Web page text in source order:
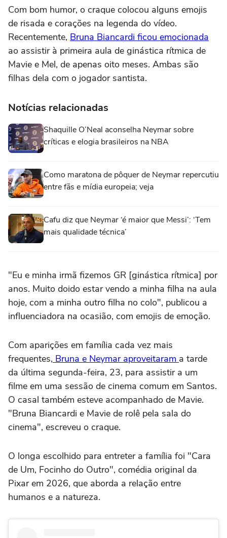
Com bom humor, o craque colocou alguns emojis
de risada e corações na legenda do vídeo.
Recentemente, Bruna Biancardi ficou emocionada
ao assistir à primeira aula de ginástica rítmica de
Mavie e Mel, de apenas oito meses. Ambas são
filhas dela com o jogador santista.
Notícias relacionadas
Shaquille O’Neal aconselha Neymar sobre
críticas e elogia brasileiros na NBA
Como maratona de pôquer de Neymar repercutiu
entre fãs e mídia europeia; veja
Cafu diz que Neymar ‘é maior que Messi’: ‘Tem
mais qualidade técnica’
"Eu e minha irmã fizemos GR [ginástica rítmica] por
anos. Muito doido estar vendo a minha filha na aula
hoje, com a minha outro filha no colo", publicou a
influenciadora na ocasião, com emojis de emoção.
Com aparições em família cada vez mais
frequentes, Bruna e Neymar aproveitaram a tarde
da última segunda-feira, 23, para assistir a um
filme em uma sessão de cinema comum em Santos.
O casal também esteve acompanhado de Mavie.
"Bruna Biancardi e Mavie de rolê pela sala do
cinema", escreveu o craque.
O longa escolhido para entreter a família foi "Cara
de Um, Focinho do Outro", comédia original da
Pixar em 2026, que aborda a relação entre
humanos e a natureza.